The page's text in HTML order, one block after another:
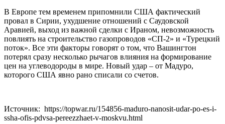
В Европе тем временем припомнили США фактический
провал в Сирии, ухудшение отношений с Саудовской
Аравией, выход из важной сделки с Ираном, невозможность
повлиять на строительство газопроводов «СП-2» и «Турецкий
поток». Все эти факторы говорят о том, что Вашингтон
потерял сразу несколько рычагов влияния на формирование
цен на углеводороды в мире. Новый удар – от Мадуро,
которого США явно рано списали со счетов.
Источник: https://topwar.ru/154856-maduro-nanosit-udar-po-es-i-
ssha-ofis-pdvsa-pereezzhaet-v-moskvu.html